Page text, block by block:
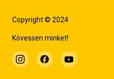
Copyright © 2024
Kövessen minket!